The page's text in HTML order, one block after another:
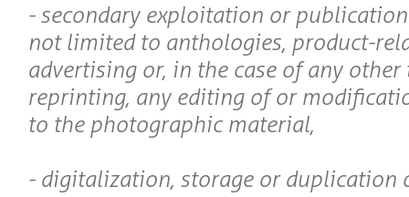
- secondary exploitation or
not limited to anthologies, product-
advertising or, in the case of any other
reprinting, any editing of or
to the photographic material,
- digitalization, storage or duplication